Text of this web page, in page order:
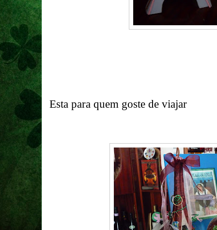
Esta para quem goste de viajar